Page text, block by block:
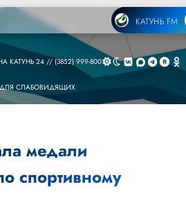
КАТУНЬ FM
КАТУНЬ 24 // (3852) 999-800
СЛАБОВИДЯЩИХ
медали
спортивному